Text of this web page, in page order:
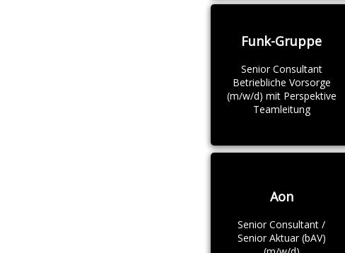
Funk-Gruppe
Senior Consultant
Betriebliche Vorsorge
(m/w/d) mit Perspektive
Teamleitung
Aon
Senior Consultant /
Senior Aktuar (bAV)